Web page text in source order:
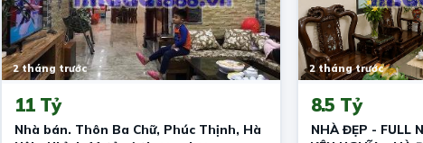
2 tháng trước
11 Tỷ
Nhà bán. Thôn Ba Chữ, Phúc Thịnh, Hà
2 tháng trước
8.5 Tỷ
NHÀ ĐẸP - FULL